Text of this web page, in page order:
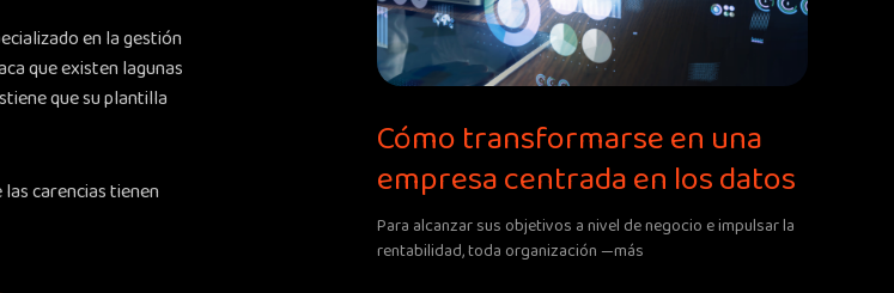
en la gestión
que existen lagunas
que su plantilla
carencias tienen
Cómo transformarse en una
empresa centrada en los datos
Para alcanzar sus objetivos a nivel de negocio e impulsar la
rentabilidad, toda organización —más